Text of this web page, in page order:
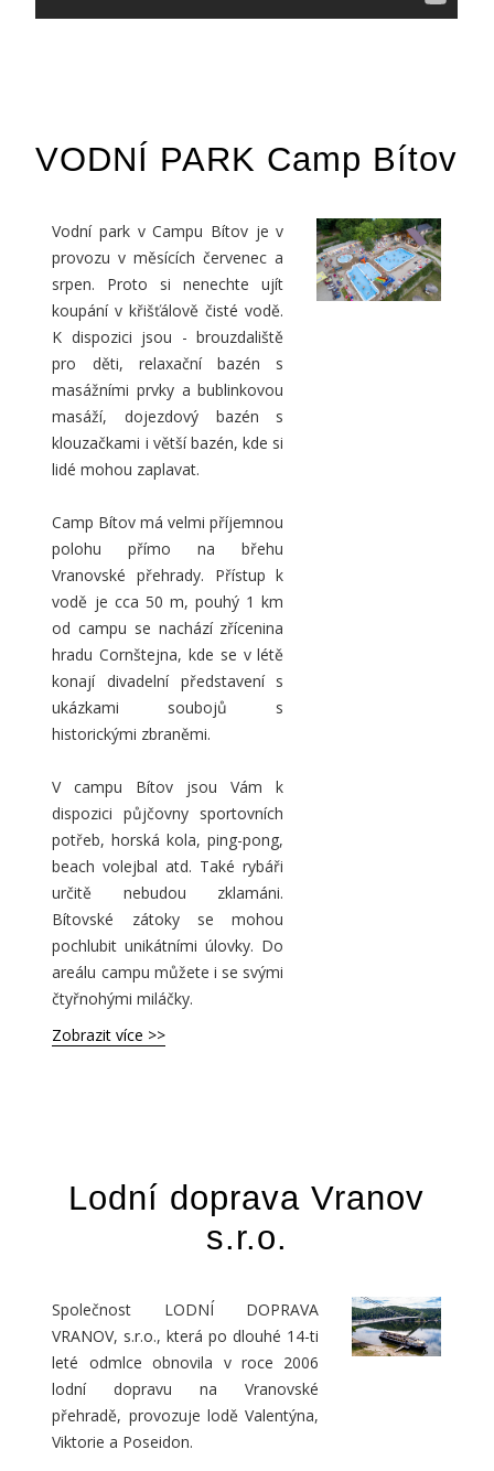
VODNÍ PARK Camp Bítov
Vodní park v Campu Bítov je v
provozu v měsících červenec a
srpen. Proto si nenechte ujít
koupání v křišťálově čisté vodě.
K dispozici jsou - brouzdaliště
pro děti, relaxační bazén s
masážními prvky a bublinkovou
masáží, dojezdový bazén s
klouzačkami i větší bazén, kde si
lidé mohou zaplavat.
Camp Bítov má velmi příjemnou
polohu přímo na břehu
Vranovské přehrady. Přístup k
vodě je cca 50 m, pouhý 1 km
od campu se nachází zřícenina
hradu Cornštejna, kde se v létě
konají divadelní představení s
ukázkami soubojů s
historickými zbraněmi.
V campu Bítov jsou Vám k
dispozici půjčovny sportovních
potřeb, horská kola, ping-pong,
beach volejbal atd. Také rybáři
určitě nebudou zklamáni.
Bítovské zátoky se mohou
pochlubit unikátními úlovky. Do
areálu campu můžete i se svými
čtyřnohými miláčky.
Zobrazit více >>
Lodní doprava Vranov
s.r.o.
Společnost LODNÍ DOPRAVA
VRANOV, s.r.o., která po dlouhé 14-ti
leté odmlce obnovila v roce 2006
lodní dopravu na Vranovské
přehradě, provozuje lodě Valentýna,
Viktorie a Poseidon.